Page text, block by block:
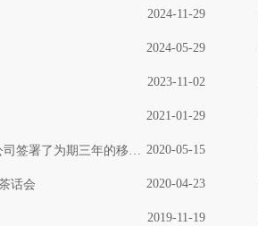
2024-11-29
2024-05-29
2023-11-02
2021-01-29
2020-05-15
的移动式维护列车服务合同
2020-04-23
话会
2019-11-19